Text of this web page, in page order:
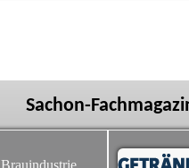
Sachon-
Brauindustrie